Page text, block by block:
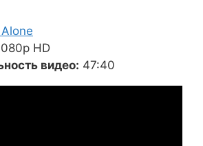
HD
видео: 47:40